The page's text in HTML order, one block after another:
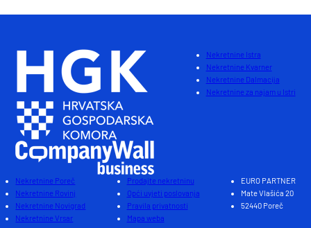
Nekretnine Istra
Nekretnine Kvarner
Nekretnine Dalmacija
Nekretnine za najam u Istri
Nekretnine Poreč
Nekretnine Rovinj
Nekretnine Novigrad
Nekretnine Vrsar
Prodajte nekretninu
Opći uvjeti poslovanja
Pravila privatnosti
Mapa weba
EURO PARTNER
Mate Vlašića 20
52440 Poreč